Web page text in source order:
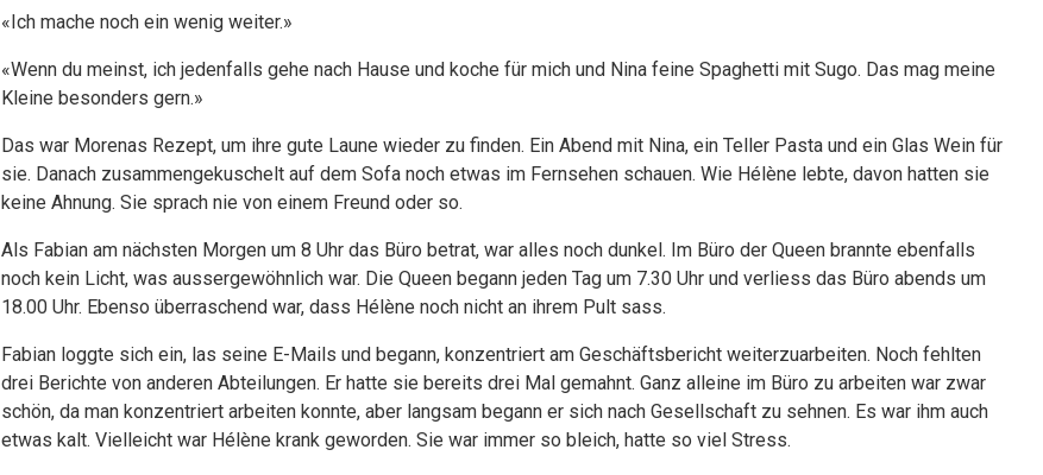
«Ich mache noch ein wenig weiter.»
«Wenn du meinst, ich jedenfalls gehe nach Hause und koche für mich und Nina feine Spaghetti mit Sugo. Das mag meine
Kleine besonders gern.»
Das war Morenas Rezept, um ihre gute Laune wieder zu finden. Ein Abend mit Nina, ein Teller Pasta und ein Glas Wein für
sie. Danach zusammengekuschelt auf dem Sofa noch etwas im Fernsehen schauen. Wie Hélène lebte, davon hatten sie
keine Ahnung. Sie sprach nie von einem Freund oder so.
Als Fabian am nächsten Morgen um 8 Uhr das Büro betrat, war alles noch dunkel. Im Büro der Queen brannte ebenfalls
noch kein Licht, was aussergewöhnlich war. Die Queen begann jeden Tag um 7.30 Uhr und verliess das Büro abends um
18.00 Uhr. Ebenso überraschend war, dass Hélène noch nicht an ihrem Pult sass.
Fabian loggte sich ein, las seine E-Mails und begann, konzentriert am Geschäftsbericht weiterzuarbeiten. Noch fehlten
drei Berichte von anderen Abteilungen. Er hatte sie bereits drei Mal gemahnt. Ganz alleine im Büro zu arbeiten war zwar
schön, da man konzentriert arbeiten konnte, aber langsam begann er sich nach Gesellschaft zu sehnen. Es war ihm auch
etwas kalt. Vielleicht war Hélène krank geworden. Sie war immer so bleich, hatte so viel Stress.